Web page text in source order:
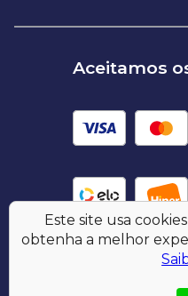
Aceitamos
Este site usa
obtenha a melhor